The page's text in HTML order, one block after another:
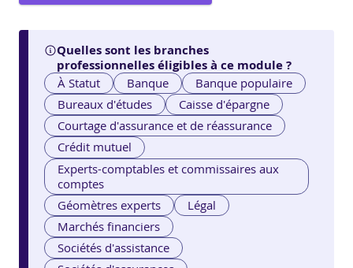
Quelles sont les branches
professionnelles éligibles à ce module ?
À Statut Banque
Banque populaire
Bureaux d'études
Caisse d'épargne
Courtage d'assurance et de réassurance
Crédit mutuel
Experts-comptables et commissaires aux
comptes
Géomètres experts
Légal
Marchés financiers
Sociétés d'assistance